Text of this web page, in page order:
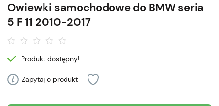
Owiewki samochodowe do BMW seria
5 F 11 2010-2017
Produkt dostępny!
Zapytaj o produkt